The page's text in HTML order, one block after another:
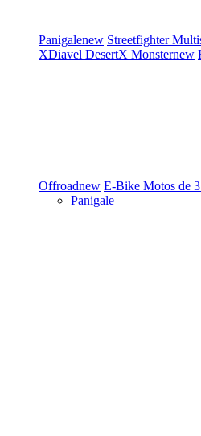
Panigalenew Streetfighter
XDiavel DesertX Monsternew
Offroadnew E-Bike Motos de
Panigale